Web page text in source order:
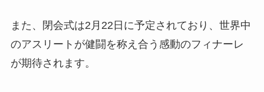
また、閉会式は2月22日に予定されており、世界中
のアスリートが健闘を称え合う感動のフィナーレ
が期待されます。